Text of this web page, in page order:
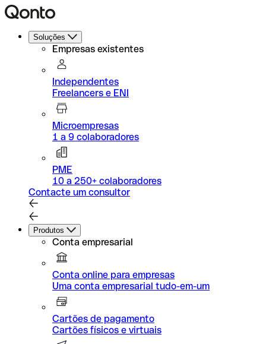
Soluções
Empresas existentes
Independentes
Freelancers e ENI
Microempresas
1 a 9 colaboradores
PME
10 a 250+ colaboradores
Contacte um consultor
Produtos
Conta empresarial
Conta online para empresas
Uma conta empresarial tudo-em-um
Cartões de pagamento
Cartões físicos e virtuais